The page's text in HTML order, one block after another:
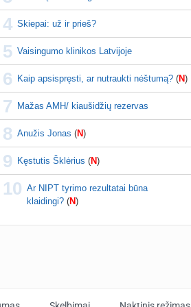
4 Skiepai: už ir prieš?
5 Vaisingumo klinikos Latvijoje
6 Kaip apsispręsti, ar nutraukti nėštumą? (N)
7 Mažas AMH/ kiaušidžių rezervas
8 Anužis Jonas (N)
9 Kęstutis Šklėrius (N)
10 Ar NIPT tyrimo rezultatai būna
klaidingi? (N)